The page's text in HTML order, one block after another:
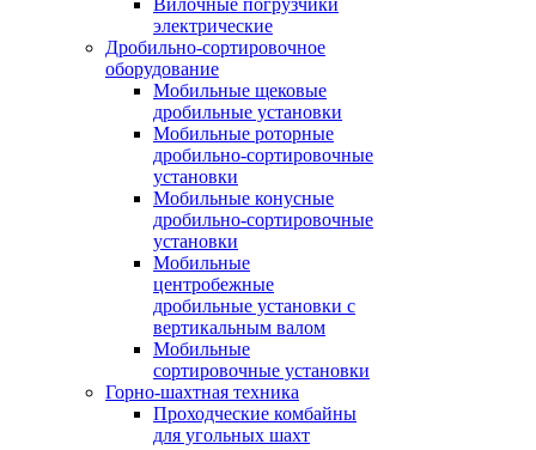
Вилочные погрузчики
электрические
Дробильно-сортировочное
оборудование
Мобильные щековые
дробильные установки
Мобильные роторные
дробильно-сортировочные
установки
Мобильные конусные
дробильно-сортировочные
установки
Мобильные
центробежные
дробильные установки с
вертикальным валом
Мобильные
сортировочные установки
Горно-шахтная техника
Проходческие комбайны
для угольных шахт